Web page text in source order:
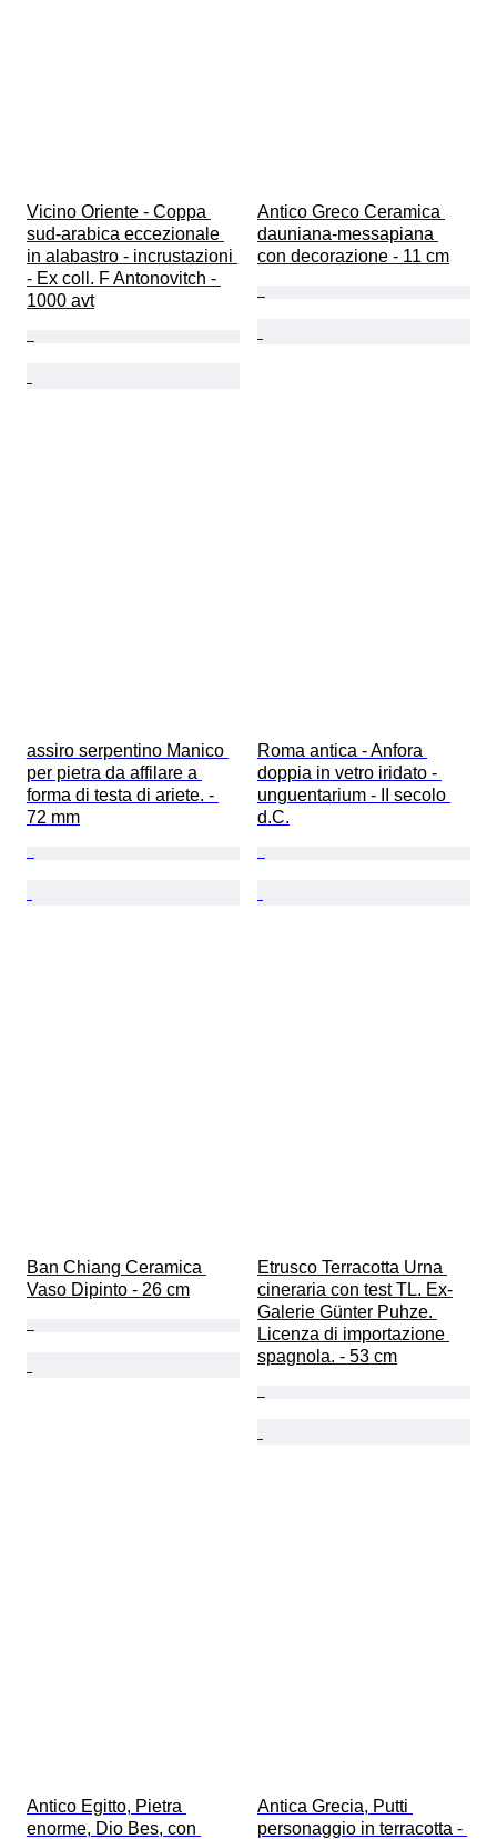
Vicino Oriente - Coppa
sud-arabica eccezionale
in alabastro - incrustazioni
- Ex coll. F Antonovitch -
1000 avt
Antico Greco Ceramica
dauniana-messapiana
con decorazione - 11 cm
assiro serpentino Manico
per pietra da affilare a
forma di testa di ariete. -
72 mm
Roma antica - Anfora
doppia in vetro iridato -
unguentarium - II secolo
d.C.
Ban Chiang Ceramica
Vaso Dipinto - 26 cm
Etrusco Terracotta Urna
cineraria con test TL. Ex-
Galerie Günter Puhze.
Licenza di importazione
spagnola. - 53 cm
Antico Egitto, Pietra
enorme, Dio Bes, con
Antica Grecia, Putti
personaggio in terracotta -